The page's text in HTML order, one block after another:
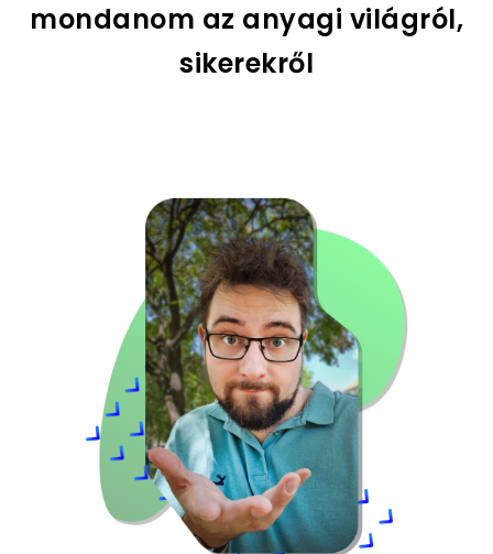
mondanom az anyagi világról,
sikerekről